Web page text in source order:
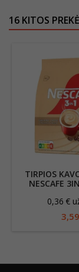
16 KITOS
TIRPIOS
NESCAFE
0,36 €